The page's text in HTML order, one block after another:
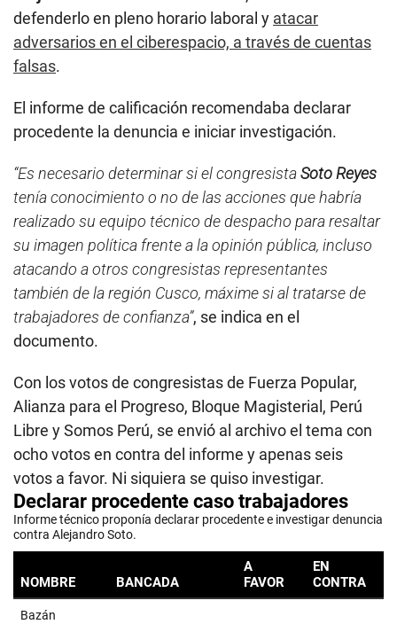
defenderlo en pleno horario laboral y atacar
adversarios en el ciberespacio, a través de cuentas
falsas.
El informe de calificación recomendaba declarar
procedente la denuncia e iniciar investigación.
“Es necesario determinar si el congresistaSoto Reyes
tenía conocimiento o no de las acciones que habría
realizado su equipo técnico de despacho para resaltar
su imagen política frente a la opinión pública, incluso
atacando a otros congresistas representantes
también de la región Cusco, máxime si al tratarse de
trabajadores de confianza”, se indica en el
documento.
Con los votos de congresistas de Fuerza Popular,
Alianza para el Progreso, Bloque Magisterial, Perú
Libre y Somos Perú, se envió al archivo el tema con
ocho votos en contra del informe y apenas seis
votos a favor. Ni siquiera se quiso investigar.